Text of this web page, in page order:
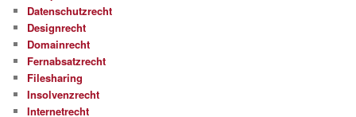
Datenschutzrecht
Designrecht
Domainrecht
Fernabsatzrecht
Filesharing
Insolvenzrecht
Internetrecht